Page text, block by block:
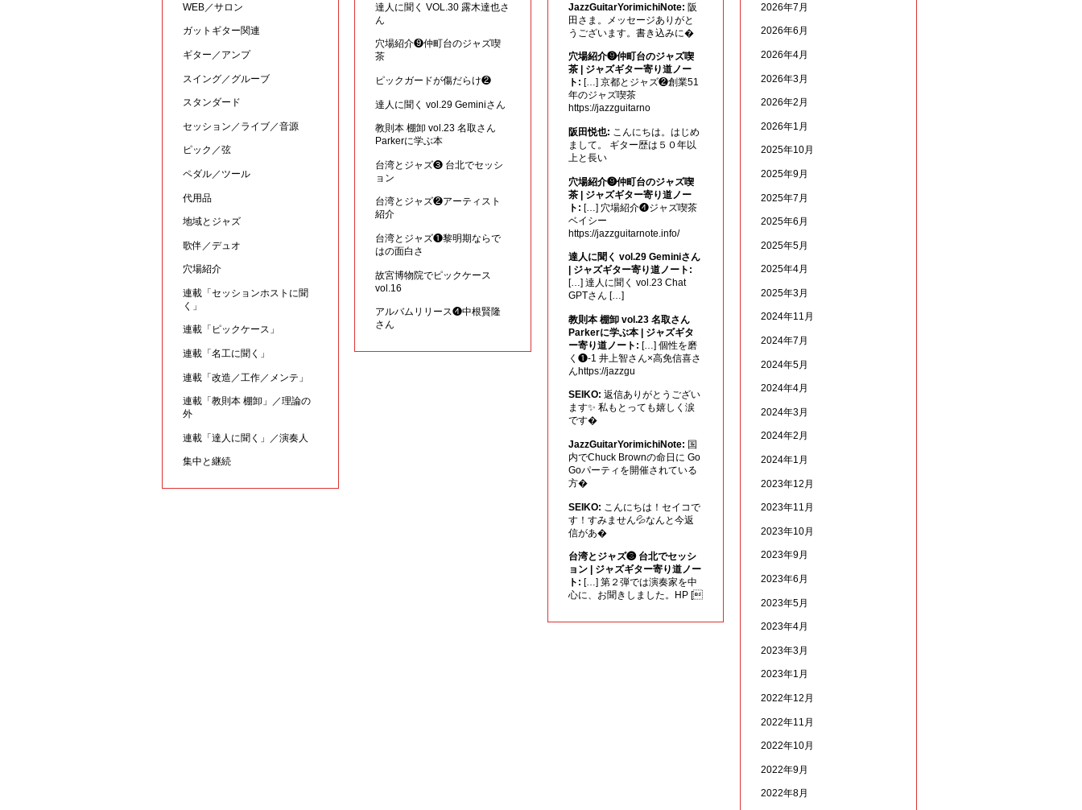
WEB／サロン
ガットギター関連
ギター／アンプ
スイング／グルーブ
スタンダード
セッション／ライブ／音源
ピック／弦
ペダル／ツール
代用品
地域とジャズ
歌伴／デュオ
穴場紹介
連載「セッションホストに聞
く」
連載「ピックケース」
連載「名工に聞く」
連載「改造／工作／メンテ」
連載「教則本 棚卸」／理論の
外
連載「達人に聞く」／演奏人
集中と継続
達人に聞く VOL.30 露木達也さ
ん
穴場紹介❾仲町台のジャズ喫
茶
ピックガードが傷だらけ❷
達人に聞く vol.29 Geminiさん
教則本 棚卸 vol.23 名取さん
Parkerに学ぶ本
台湾とジャズ❸ 台北でセッシ
ョン
台湾とジャズ❷アーティスト
紹介
台湾とジャズ❶黎明期ならで
はの面白さ
故宮博物院でピックケース
vol.16
アルバムリリース❹中根賢隆
さん
JazzGuitarYorimichiNote: 阪
田さま。メッセージありがと
うございます。書き込みに�
穴場紹介❾仲町台のジャズ喫
茶 | ジャズギター寄り道ノー
ト: […] 京都とジャズ❷創業51
年のジャズ喫茶
https://jazzguitarno
阪田悦也: こんにちは。はじめ
まして。 ギター歴は５０年以
上と長い
穴場紹介❾仲町台のジャズ喫
茶 | ジャズギター寄り道ノー
ト: […] 穴場紹介❹ジャズ喫茶
ベイシー
https://jazzguitarnote.info/
達人に聞く vol.29 Geminiさん
| ジャズギター寄り道ノート:
[…] 達人に聞く vol.23 Chat
GPTさん […]
教則本 棚卸 vol.23 名取さん
Parkerに学ぶ本 | ジャズギタ
ー寄り道ノート: […] 個性を磨
く❶-1 井上智さん×高免信喜さ
んhttps://jazzgu
SEIKO: 返信ありがとうござい
ます✨ 私もとっても嬉しく涙
です�
JazzGuitarYorimichiNote: 国
内でChuck Brownの命日に Go
Goパーティを開催されている
方�
SEIKO: こんにちは！セイコで
す！すみません💦なんと今返
信があ�
台湾とジャズ❸ 台北でセッシ
ョン | ジャズギター寄り道ノー
ト: […] 第２弾では演奏家を中
心に、お聞きしました。HP [
2026年7月
2026年6月
2026年4月
2026年3月
2026年2月
2026年1月
2025年10月
2025年9月
2025年7月
2025年6月
2025年5月
2025年4月
2025年3月
2024年11月
2024年7月
2024年5月
2024年4月
2024年3月
2024年2月
2024年1月
2023年12月
2023年11月
2023年10月
2023年9月
2023年6月
2023年5月
2023年4月
2023年3月
2023年1月
2022年12月
2022年11月
2022年10月
2022年9月
2022年8月